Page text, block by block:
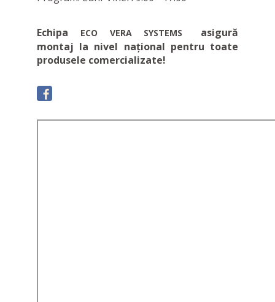
Echipa ECO VERA SYSTEMS
asigură
montaj la nivel național pentru toate
produsele comercializate!